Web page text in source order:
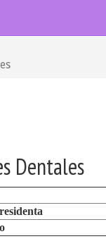
Dentales